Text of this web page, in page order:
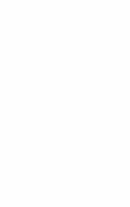
- Côte de
aider à
à Lannion,
de Lannion-
et nos
vous à